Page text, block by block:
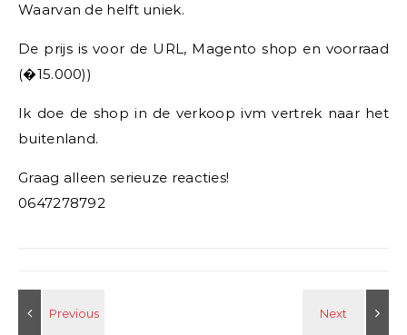
Waarvan de helft uniek.
De prijs is voor de URL, Magento shop en voorraad
(�15.000))
Ik doe de shop in de verkoop ivm vertrek naar het
buitenland.
Graag alleen serieuze reacties!
0647278792